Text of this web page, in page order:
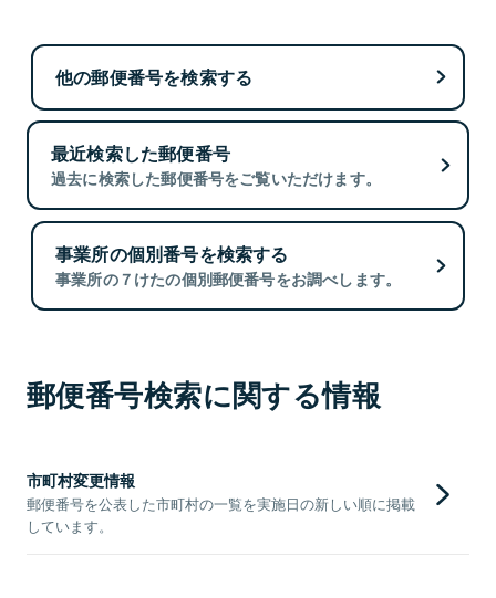
他の郵便番号を検索する
最近検索した郵便番号
過去に検索した郵便番号をご覧いただけます。
事業所の個別番号を検索する
事業所の７けたの個別郵便番号をお調べします。
郵便番号検索に関する情報
市町村変更情報
郵便番号を公表した市町村の一覧を実施日の新しい順に掲載
しています。